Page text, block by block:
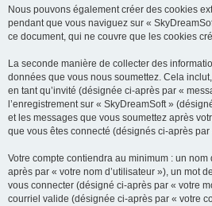
Nous pouvons également créer des cookies
pendant que vous naviguez sur «
ce document, qui ne couvre que les cookies
La seconde manière de collecter des
données que vous nous soumettez. Cela
en tant qu’invité (désignée ci-après par «
l’enregistrement sur « SkyDreamSoft »
et les messages que vous soumettez après
que vous êtes connecté (désignés ci-après
Votre compte contiendra au minimum : un
après par « votre nom d’utilisateur »), un mot
vous connecter (désigné ci-après par « votre
courriel valide (désignée ci-après par « votre